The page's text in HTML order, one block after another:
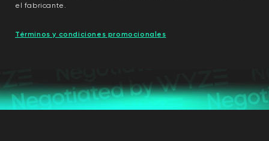
el fabricante.
Términos y condiciones promocionales